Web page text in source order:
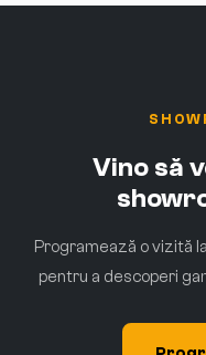
Vino să
Programează o vizită
pentru a descoperi